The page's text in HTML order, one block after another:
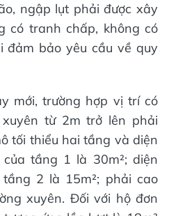
ngập lụt phải được xây
có tranh chấp, không có
đảm bảo yêu cầu về quy
mới, trường hợp vị trí có
từ 2m trở lên phải
tối thiểu hai tầng và diện
tầng 1 là 30m²; diện
2 là 15m²; phải cao
xuyên. Đối với hộ đơn